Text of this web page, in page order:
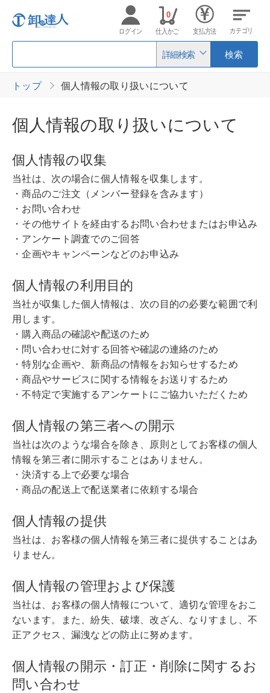
詳細検索 検索
ログイン 仕入かご
0
支払方法 カテゴリ
トップ 個人情報の取り扱いについて
個人情報の取り扱いについて
個人情報の収集
当社は、次の場合に個人情報を収集します。
・商品のご注文（メンバー登録を含みます）
・お問い合わせ
・その他サイトを経由するお問い合わせまたはお申込み
・アンケート調査でのご回答
・企画やキャンペーンなどのお申込み
個人情報の利用目的
当社が収集した個人情報は、次の目的の必要な範囲で利
用します。
・購入商品の確認や配送のため
・問い合わせに対する回答や確認の連絡のため
・特別な企画や、新商品の情報をお知らせするため
・商品やサービスに関する情報をお送りするため
・不特定で実施するアンケートにご協力いただくため
個人情報の第三者への開示
当社は次のような場合を除き、原則としてお客様の個人
情報を第三者に開示することはありません。
・決済する上で必要な場合
・商品の配送上で配送業者に依頼する場合
個人情報の提供
当社は、お客様の個人情報を第三者に提供することはあ
りません。
個人情報の管理および保護
当社は、お客様の個人情報について、適切な管理をおこ
ないます。また、紛失、破壊、改ざん、なりすまし、不
正アクセス、漏洩などの防止に努めます。
個人情報の開示・訂正・削除に関するお
問い合わせ